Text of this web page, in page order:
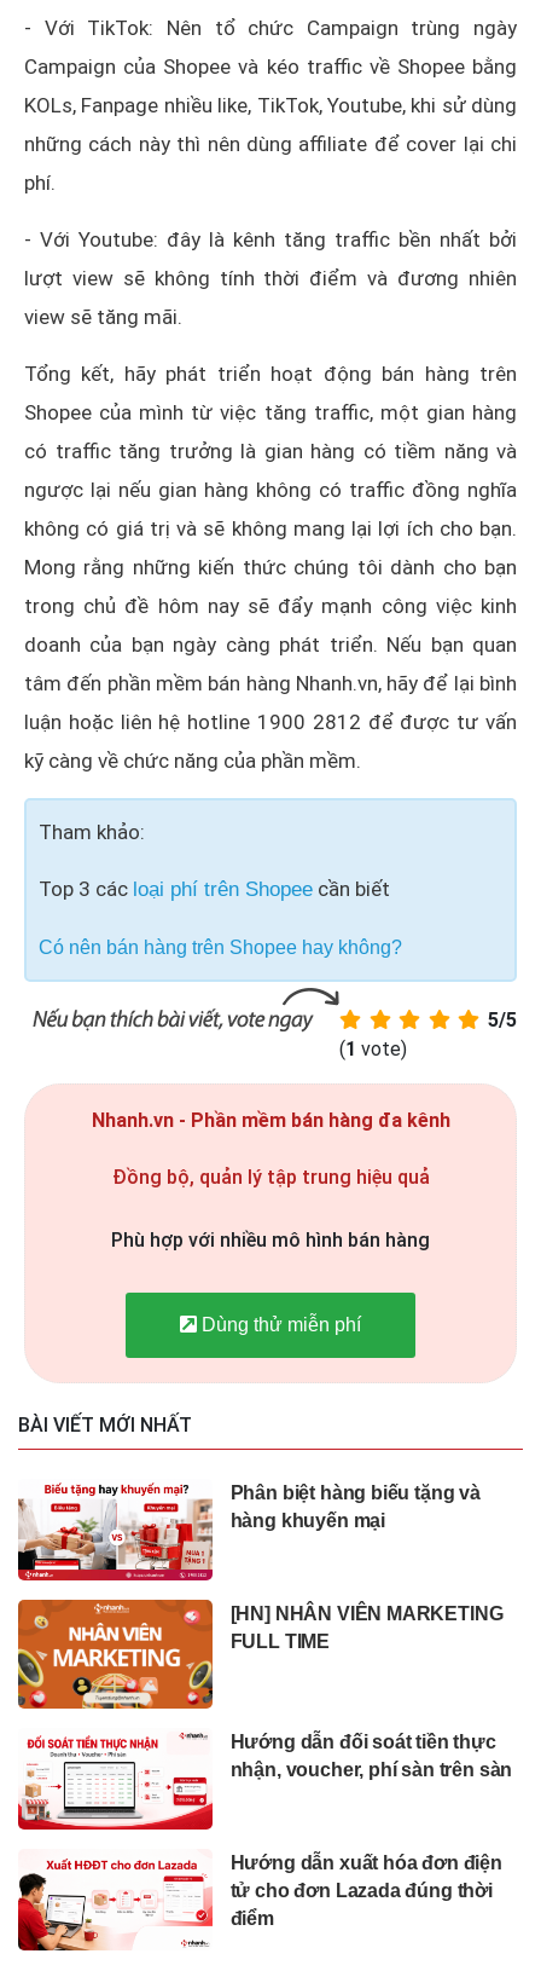
- Với TikTok: Nên tổ chức Campaign trùng ngày
Campaign của Shopee và kéo traffic về Shopee bằng
KOLs, Fanpage nhiều like, TikTok, Youtube, khi sử dùng
những cách này thì nên dùng affiliate để cover lại chi
phí.
- Với Youtube: đây là kênh tăng traffic bền nhất bởi
lượt view sẽ không tính thời điểm và đương nhiên
view sẽ tăng mãi.
Tổng kết, hãy phát triển hoạt động bán hàng trên
Shopee của mình từ việc tăng traffic, một gian hàng
có traffic tăng trưởng là gian hàng có tiềm năng và
ngược lại nếu gian hàng không có traffic đồng nghĩa
không có giá trị và sẽ không mang lại lợi ích cho bạn.
Mong rằng những kiến thức chúng tôi dành cho bạn
trong chủ đề hôm nay sẽ đẩy mạnh công việc kinh
doanh của bạn ngày càng phát triển. Nếu bạn quan
tâm đến phần mềm bán hàng Nhanh.vn, hãy để lại bình
luận hoặc liên hệ hotline 1900 2812 để được tư vấn
kỹ càng về chức năng của phần mềm.
Tham khảo:
Top 3 các loại phí trên Shopee cần biết
Có nên bán hàng trên Shopee hay không?
5/5
(1 vote)
Nhanh.vn - Phần mềm bán hàng đa kênh
Đồng bộ, quản lý tập trung hiệu quả
Phù hợp với nhiều mô hình bán hàng
Dùng thử miễn phí
BÀI VIẾT MỚI NHẤT
Phân biệt hàng biếu tặng và
hàng khuyến mại
[HN] NHÂN VIÊN MARKETING
FULL TIME
Hướng dẫn đối soát tiền thực
nhận, voucher, phí sàn trên sàn
Hướng dẫn xuất hóa đơn điện
tử cho đơn Lazada đúng thời
điểm